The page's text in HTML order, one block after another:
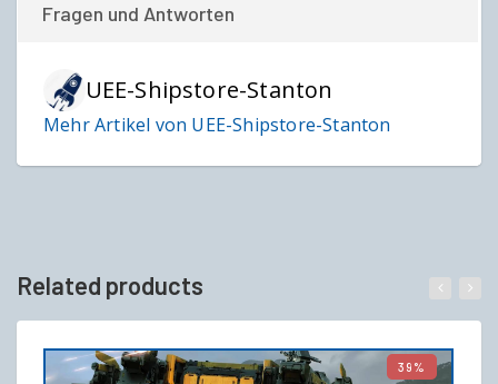
Fragen und Antworten
UEE-Shipstore-Stanton
Mehr Artikel von UEE-Shipstore-Stanton
Related products
39%